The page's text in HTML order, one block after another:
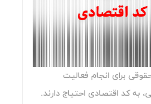
برای انجام فعالیت
به کد اقتصادی احتیاج دارند.